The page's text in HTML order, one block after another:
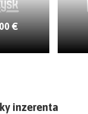
€
inzerenta